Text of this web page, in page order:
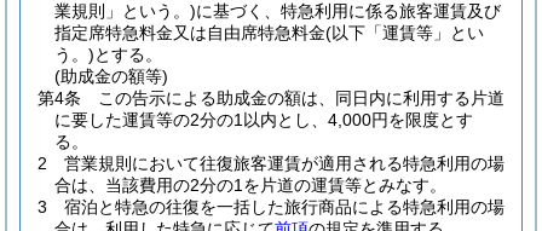
業規則」という。)に基づく、特急利用に係る旅客運賃及び
指定席特急料金又は自由席特急料金(以下「運賃等」とい
う。)とする。
(助成金の額等)
第4条
この告示による助成金の額は、同日内に利用する片道
に要した運賃等の2分の1以内とし、4,000円を限度とす
る。
2
営業規則において往復旅客運賃が適用される特急利用の場
合は、当該費用の2分の1を片道の運賃等とみなす。
3
宿泊と特急の往復を一括した旅行商品による特急利用の場